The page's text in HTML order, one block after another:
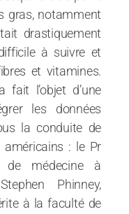
gras, notamment
drastiquement
à suivre et
et vitamines.
l’objet d’une
les données
la conduite de
américains : le Pr
de médecine à
Phinney,
à la faculté de